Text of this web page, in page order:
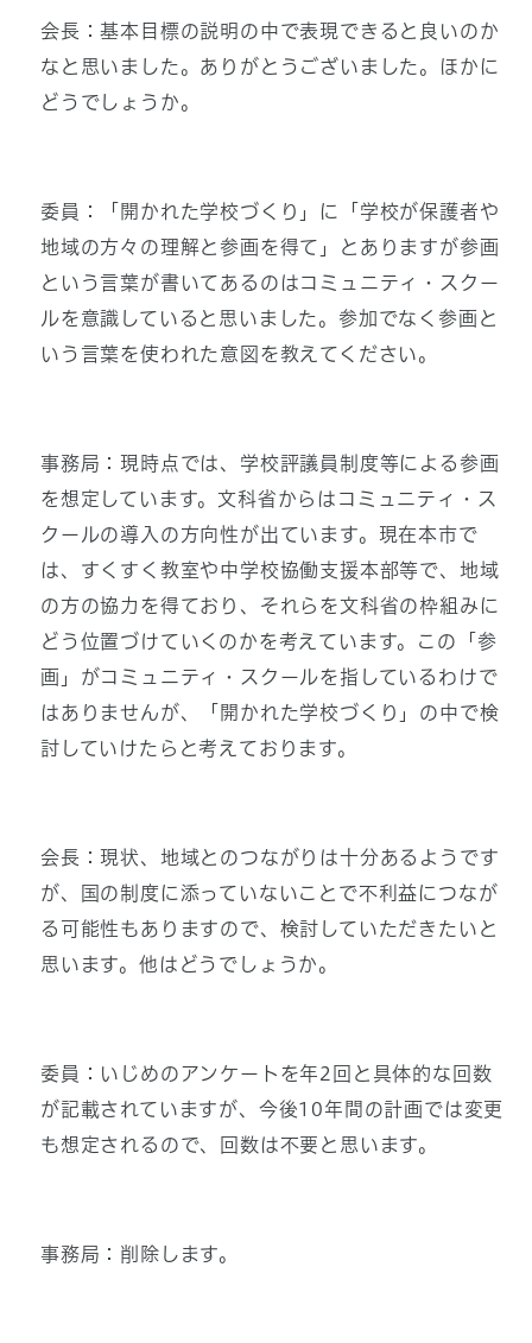
会長：基本目標の説明の中で表現できると良いのか
なと思いました。ありがとうございました。ほかに
どうでしょうか。
委員：「開かれた学校づくり」に「学校が保護者や
地域の方々の理解と参画を得て」とありますが参画
という言葉が書いてあるのはコミュニティ・スクー
ルを意識していると思いました。参加でなく参画と
いう言葉を使われた意図を教えてください。
事務局：現時点では、学校評議員制度等による参画
を想定しています。文科省からはコミュニティ・ス
クールの導入の方向性が出ています。現在本市で
は、すくすく教室や中学校協働支援本部等で、地域
の方の協力を得ており、それらを文科省の枠組みに
どう位置づけていくのかを考えています。この「参
画」がコミュニティ・スクールを指しているわけで
はありませんが、「開かれた学校づくり」の中で検
討していけたらと考えております。
会長：現状、地域とのつながりは十分あるようです
が、国の制度に添っていないことで不利益につなが
る可能性もありますので、検討していただきたいと
思います。他はどうでしょうか。
委員：いじめのアンケートを年2回と具体的な回数
が記載されていますが、今後10年間の計画では変更
も想定されるので、回数は不要と思います。
事務局：削除します。